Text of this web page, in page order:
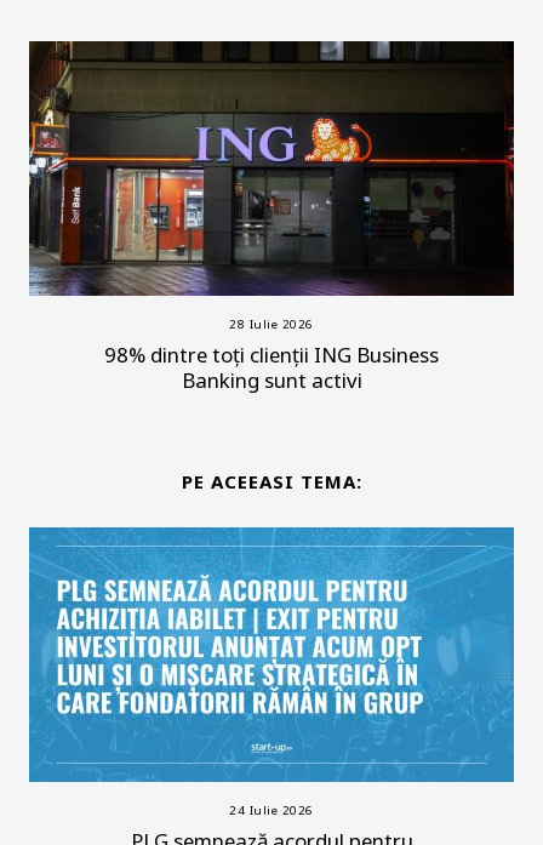
28 Iulie 2026
98% dintre toți clienții ING Business
Banking sunt activi
PE ACEEASI TEMA:
24 Iulie 2026